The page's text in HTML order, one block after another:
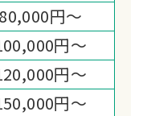
い様なモノで
合がございま
い！
80,000円～
円～
円～
円～